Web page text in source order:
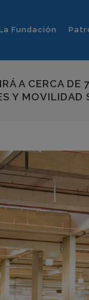
Fundación
A CERCA
Y